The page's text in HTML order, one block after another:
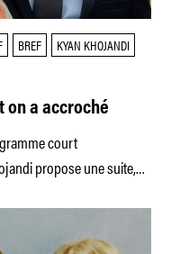
BREF
KYAN KHOJANDI
on a accroché
court
propose une suite,